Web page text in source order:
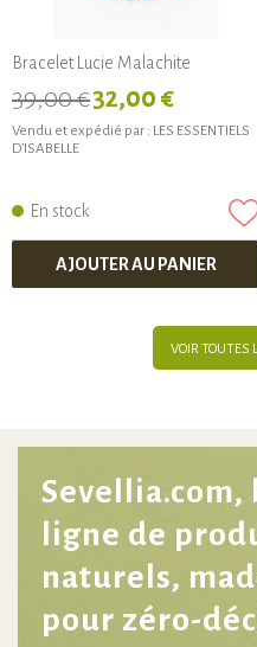
Bracelet Lucie Malachite
39,00 €32,00 €
Vendu et expédié par : LES ESSENTIELS
D'ISABELLE
En stock
AJOUTER AU PANIER
VOIR TOUTES
Sevellia.com,
ligne de
naturels,
pour zéro-